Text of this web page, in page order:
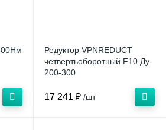
Редуктор VPNREDUCT
четвертьоборотный F10 Ду
200-300
17 241 ₽ /шт